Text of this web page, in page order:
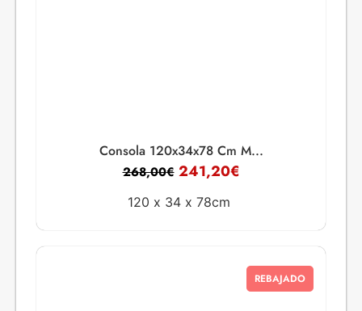
Consola 120x34x78 Cm M...
268,00€ 241,20€
120 x 34 x 78cm
REBAJADO